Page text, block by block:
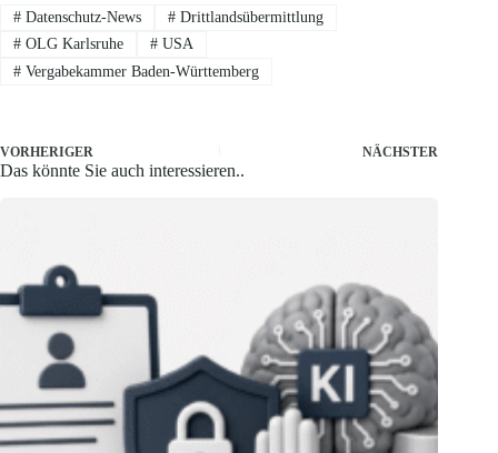
#Datenschutz-News #Drittlandsübermittlung
#OLG Karlsruhe #USA
#Vergabekammer Baden-Württemberg
VORHERIGER NÄCHSTER
Das könnte Sie auch interessieren..